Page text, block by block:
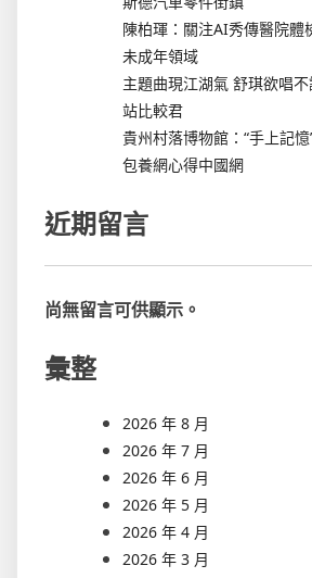
陳柏琿：關注AI秀傳醫院體
未成年領域
主題曲現江湖氣 舒琪欲唱
站比較君
貴州村落博物館：“手上記
包養網心得中國網
近期留言
尚無留言可供顯示。
彙整
2026 年 8 月
2026 年 7 月
2026 年 6 月
2026 年 5 月
2026 年 4 月
2026 年 3 月